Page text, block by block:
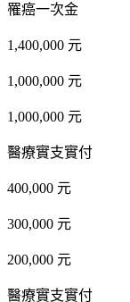
罹癌一次金
1,400,000 元
1,000,000 元
1,000,000 元
醫療實支實付
400,000 元
300,000 元
200,000 元
醫療實支實付